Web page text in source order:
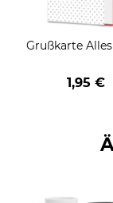
Grußkarte
1,95 €